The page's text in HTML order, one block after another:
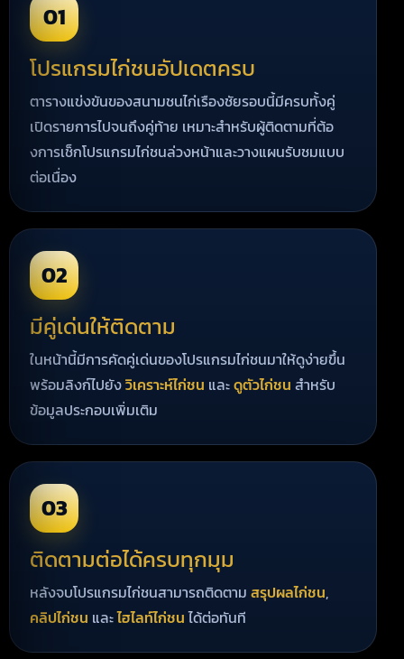
01
โปรแกรมไก่ชนอัปเดตครบ
ตารางแข่งขันของสนามชนไก่เรืองชัยรอบนี้มีครบทั้งคู่
เปิดรายการไปจนถึงคู่ท้าย เหมาะสำหรับผู้ติดตามที่ต้อ
งการเช็กโปรแกรมไก่ชนล่วงหน้าและวางแผนรับชมแบบ
ต่อเนื่อง
02
มีคู่เด่นให้ติดตาม
ในหน้านี้มีการคัดคู่เด่นของโปรแกรมไก่ชนมาให้ดูง่ายขึ้น
พร้อมลิงก์ไปยังวิเคราะห์ไก่ชน และดูตัวไก่ชน สำหรับ
ข้อมูลประกอบเพิ่มเติม
03
ติดตามต่อได้ครบทุกมุม
หลังจบโปรแกรมไก่ชนสามารถติดตาม สรุปผลไก่ชน,
คลิปไก่ชน และไฮไลท์ไก่ชนได้ต่อทันที